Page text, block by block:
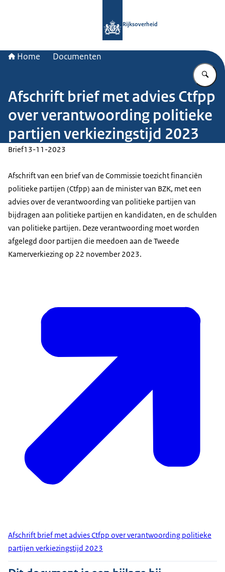
Rijksoverheid
Home Documenten
Afschrift brief met advies Ctfpp
over verantwoording politieke
partijen verkiezingstijd 2023
Brief13-11-2023
Afschrift van een brief van de Commissie toezicht financiën
politieke partijen (Ctfpp) aan de minister van BZK, met een
advies over de verantwoording van politieke partijen van
bijdragen aan politieke partijen en kandidaten, en de schulden
van politieke partijen. Deze verantwoording moet worden
afgelegd door partijen die meedoen aan de Tweede
Kamerverkiezing op 22 november 2023.
Afschrift brief met advies Ctfpp over verantwoording politieke
partijen verkiezingstijd 2023